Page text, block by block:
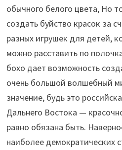
обычного белого цвета, Но
создать буйство красок за
разных игрушек для детей,
можно расставить по
бохо дает возможность
очень большой волшебный
значение, будь это
Дальнего Востока —
равно обязана быть.
наиболее демократических